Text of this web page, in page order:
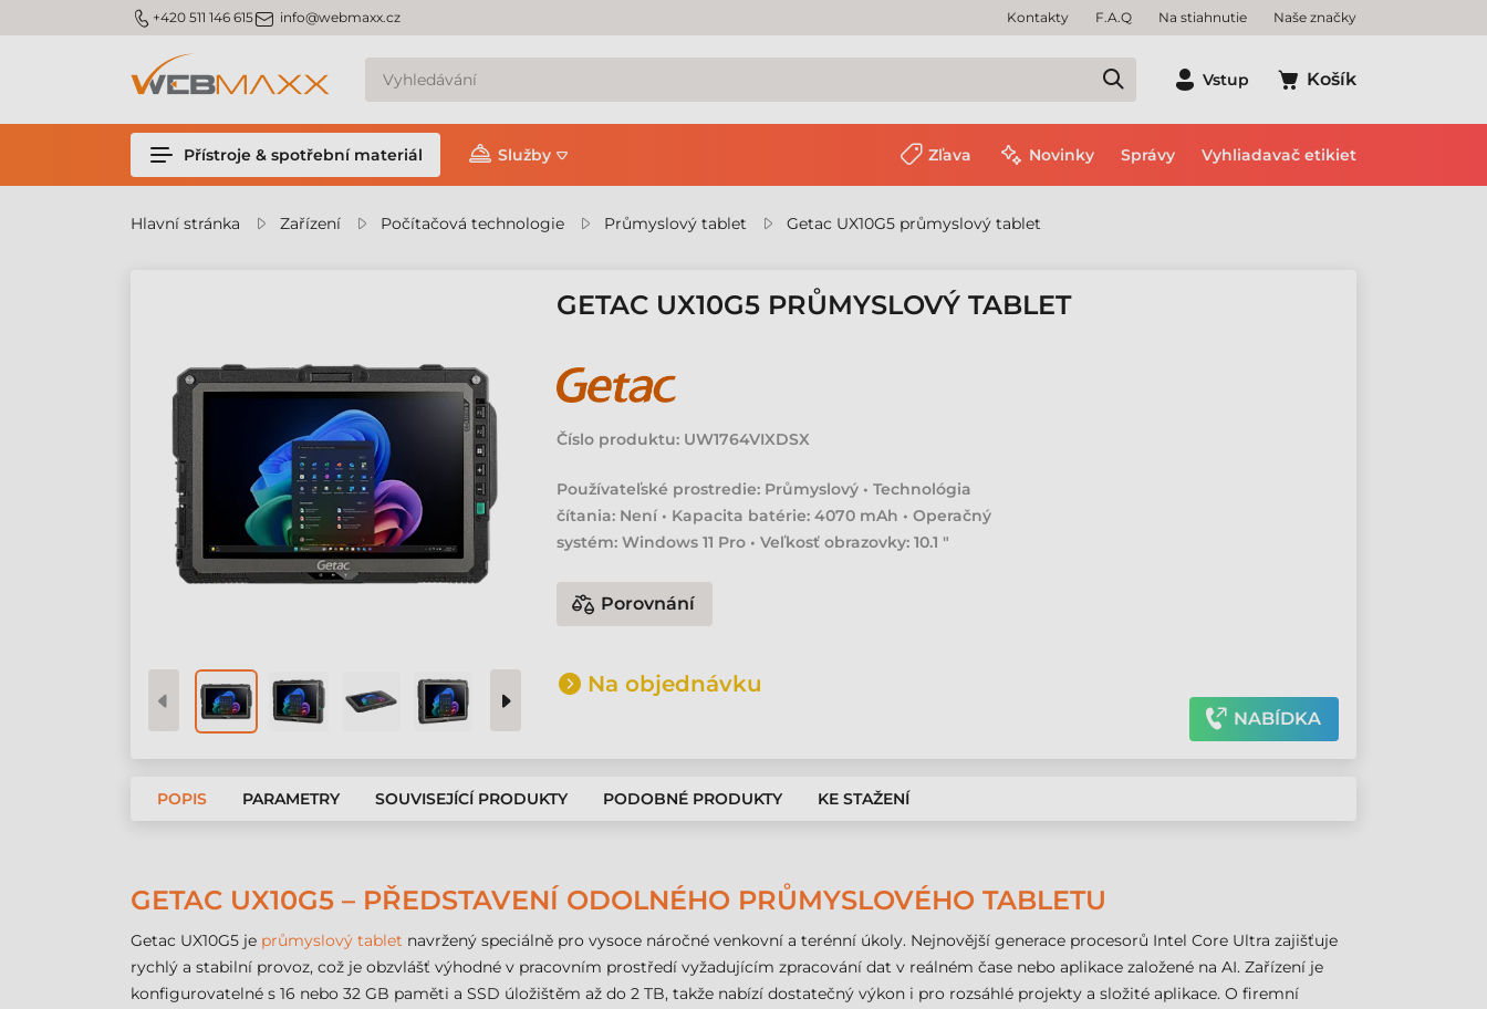
m_phone +420 511 146 615m_email info@webmaxx.cz Kontakty F.A.Q Na stiahnutie Naše značky
Vstup Košík
Přístroje & spotřební materiál Služby Zľava Novinky Správy Vyhliadavač etikiet
Hlavní stránka Zařízení Počítačová technologie Průmyslový tablet Getac UX10G5 průmyslový tablet
GETAC UX10G5 PRŮMYSLOVÝ TABLET
Číslo produktu: UW1764VIXDSX
Používateľské prostredie: Průmyslový • Technológia
čítania: Není • Kapacita batérie: 4070 mAh • Operačný
systém: Windows 11 Pro • Veľkosť obrazovky: 10.1 "
Porovnání
Na objednávku
NABÍDKA
POPIS PARAMETRY SOUVISEJÍCÍ PRODUKTY PODOBNÉ PRODUKTY KE STAŽENÍ
GETAC UX10G5 – PŘEDSTAVENÍ ODOLNÉHO PRŮMYSLOVÉHO TABLETU
Getac UX10G5 je průmyslový tablet navržený speciálně pro vysoce náročné venkovní a terénní úkoly. Nejnovější generace procesorů Intel Core Ultra zajišťuje
rychlý a stabilní provoz, což je obzvlášť výhodné v pracovním prostředí vyžadujícím zpracování dat v reálném čase nebo aplikace založené na AI. Zařízení je
konfigurovatelné s 16 nebo 32 GB paměti a SSD úložištěm až do 2 TB, takže nabízí dostatečný výkon i pro rozsáhlé projekty a složité aplikace. O firemní